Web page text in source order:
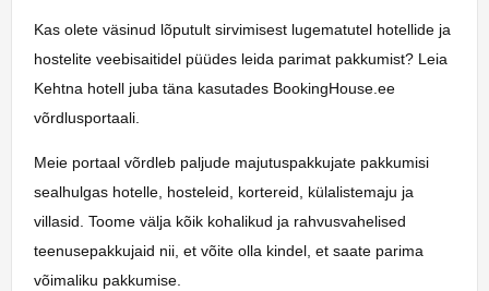
Kas olete väsinud lõputult sirvimisest lugematutel hotellide ja
hostelite veebisaitidel püüdes leida parimat pakkumist? Leia
Kehtna hotell juba täna kasutades BookingHouse.ee
võrdlusportaali.
Meie portaal võrdleb paljude majutuspakkujate pakkumisi
sealhulgas hotelle, hosteleid, kortereid, külalistemaju ja
villasid. Toome välja kõik kohalikud ja rahvusvahelised
teenusepakkujaid nii, et võite olla kindel, et saate parima
võimaliku pakkumise.